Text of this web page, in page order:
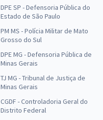
DPE SP - Defensoria Pública do
Estado de São Paulo
PM MS - Polícia Militar de Mato
Grosso do Sul
DPE MG - Defensoria Pública de
Minas Gerais
TJ MG - Tribunal de Justiça de
Minas Gerais
CGDF - Controladoria Geral do
Distrito Federal